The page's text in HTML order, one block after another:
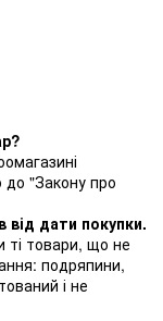
до "Закону про
дати покупки.
ті товари, що не
подряпини,
і не